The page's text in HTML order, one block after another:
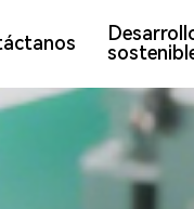
y honorificacionesMateriales